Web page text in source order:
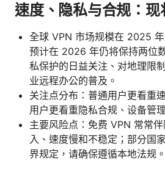
速度、隐私与合规：现
全球 VPN 市场规模在 2025
预计在 2026 年仍将保持两位
私保护的日益关注、对地理限
业远程办公的普及。
关注点分布：普通用户更看重
用户更看重隐私合规、设备管
主要风险点：免费 VPN 常常
入、速度慢和不稳定；部分国
界规定，请确保遵循本地法规。